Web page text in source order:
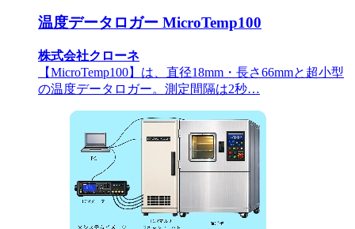
温度データロガー MicroTemp100
株式会社クローネ
【MicroTemp100】は、直径18mm・長さ66mmと超小型
の温度データロガー。測定間隔は2秒…